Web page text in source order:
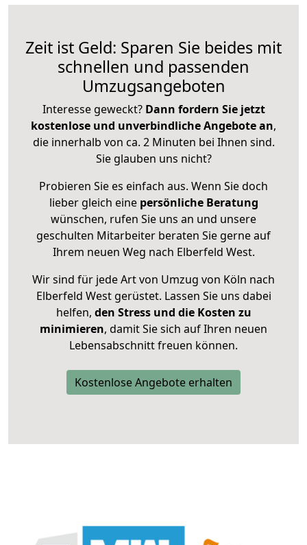
Zeit ist Geld: Sparen Sie beides mit
schnellen und passenden
Umzugsangeboten
Interesse geweckt? Dann fordern Sie jetzt
kostenlose und unverbindliche Angebote an,
die innerhalb von ca. 2 Minuten bei Ihnen sind.
Sie glauben uns nicht?
Probieren Sie es einfach aus. Wenn Sie doch
lieber gleich eine persönliche Beratung
wünschen, rufen Sie uns an und unsere
geschulten Mitarbeiter beraten Sie gerne auf
Ihrem neuen Weg nach Elberfeld West.
Wir sind für jede Art von Umzug von Köln nach
Elberfeld West gerüstet. Lassen Sie uns dabei
helfen, den Stress und die Kosten zu
minimieren, damit Sie sich auf Ihren neuen
Lebensabschnitt freuen können.
Kostenlose Angebote erhalten